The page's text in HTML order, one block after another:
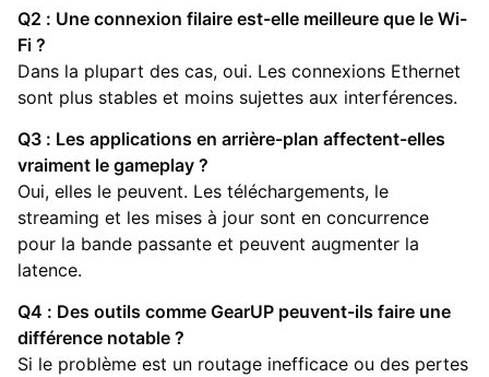
Q2 : Une connexion filaire est-elle meilleure que le Wi-
Fi ?
Dans la plupart des cas, oui. Les connexions Ethernet
sont plus stables et moins sujettes aux interférences.
Q3 : Les applications en arrière-plan affectent-elles
vraiment le gameplay ?
Oui, elles le peuvent. Les téléchargements, le
streaming et les mises à jour sont en concurrence
pour la bande passante et peuvent augmenter la
latence.
Q4 : Des outils comme GearUP peuvent-ils faire une
différence notable ?
Si le problème est un routage inefficace ou des pertes